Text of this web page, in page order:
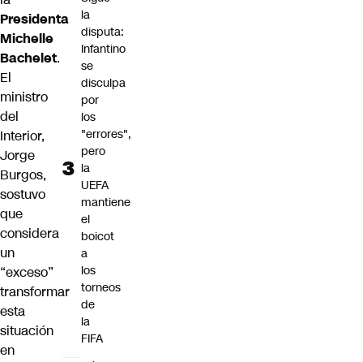
Presidenta
Michelle
Bachelet.
El
ministro
del
Interior,
Jorge
Burgos,
sostuvo
que
considera
un
“exceso”
transformar
esta
situación
en
la
disputa:
Infantino
se
disculpa
por
los
"errores",
pero
la
UEFA
mantiene
el
boicot
a
los
torneos
de
la
FIFA